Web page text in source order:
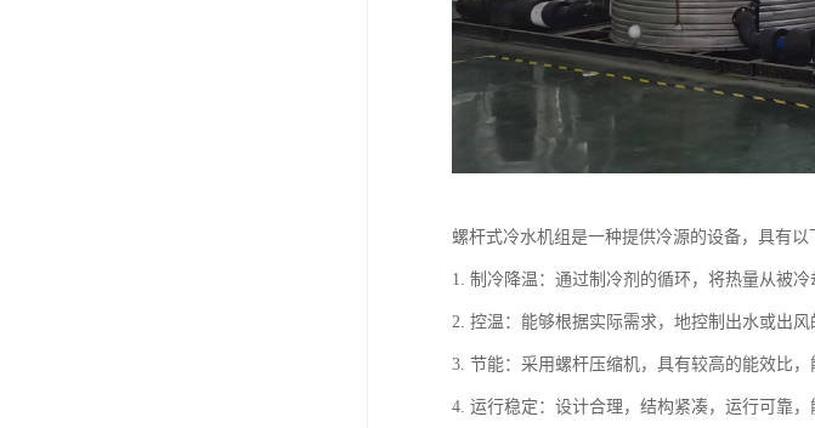
螺杆式冷水机组是一种提供冷源的设备，具有以
1. 制冷降温：通过制冷剂的循环，将热量从被
2. 控温：能够根据实际需求，地控制出水或出风
3. 节能：采用螺杆压缩机，具有较高的能效比
4. 运行稳定：设计合理，结构紧凑，运行可靠，